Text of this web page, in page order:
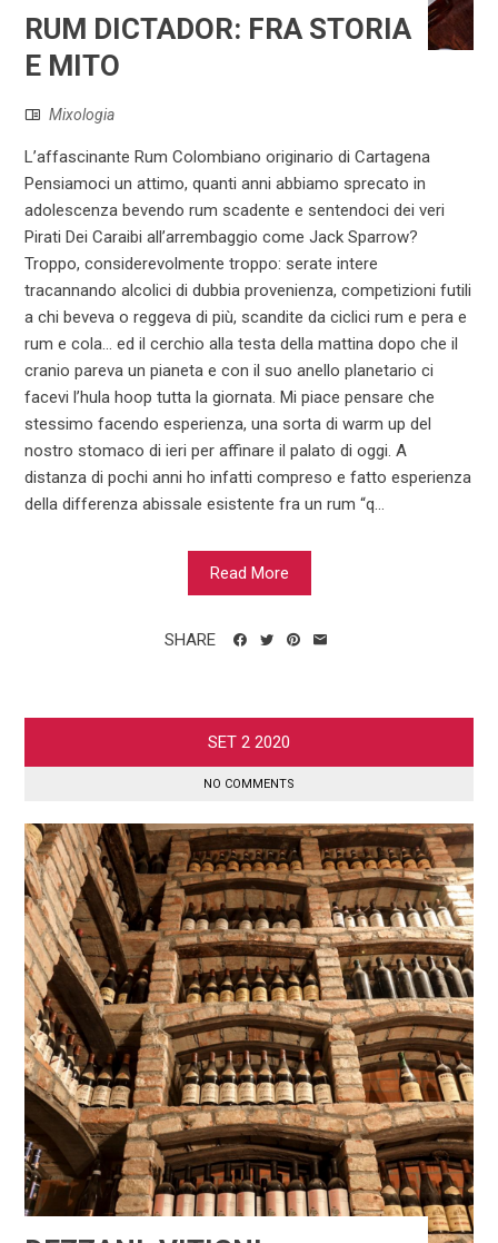
RUM DICTADOR: FRA STORIA
E MITO
Mixologia
L’affascinante Rum Colombiano originario di Cartagena
Pensiamoci un attimo, quanti anni abbiamo sprecato in
adolescenza bevendo rum scadente e sentendoci dei veri
Pirati Dei Caraibi all’arrembaggio come Jack Sparrow?
Troppo, considerevolmente troppo: serate intere
tracannando alcolici di dubbia provenienza, competizioni futili
a chi beveva o reggeva di più, scandite da ciclici rum e pera e
rum e cola… ed il cerchio alla testa della mattina dopo che il
cranio pareva un pianeta e con il suo anello planetario ci
facevi l’hula hoop tutta la giornata. Mi piace pensare che
stessimo facendo esperienza, una sorta di warm up del
nostro stomaco di ieri per affinare il palato di oggi. A
distanza di pochi anni ho infatti compreso e fatto esperienza
della differenza abissale esistente fra un rum “q...
Read More
SHARE
SET 2 2020
NO COMMENTS